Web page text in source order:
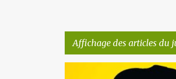
Affichage des articles du